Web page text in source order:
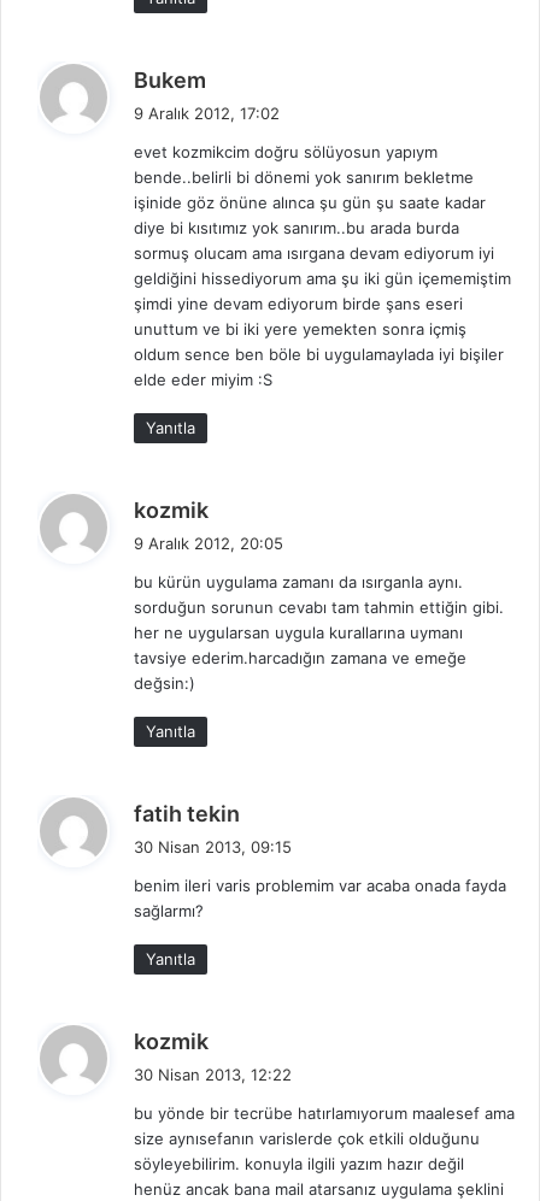
Bukem
i
k
i
9 Aralık 2012, 17:02
evet kozmikcim doğru sölüyosun yapıym
bende..belirli bi dönemi yok sanırım bekletme
işinide göz önüne alınca şu gün şu saate kadar
diye bi kısıtımız yok sanırım..bu arada burda
sormuş olucam ama ısırgana devam ediyorum iyi
geldiğini hissediyorum ama şu iki gün içememiştim
şimdi yine devam ediyorum birde şans eseri
unuttum ve bi iki yere yemekten sonra içmiş
oldum sence ben böle bi uygulamaylada iyi bişiler
elde eder miyim :S
Yanıtla
kozmik
i
k
i
9 Aralık 2012, 20:05
bu kürün uygulama zamanı da ısırganla aynı.
sorduğun sorunun cevabı tam tahmin ettiğin gibi.
her ne uygularsan uygula kurallarına uymanı
tavsiye ederim.harcadığın zamana ve emeğe
değsin:)
Yanıtla
fatih tekin
i
30 Nisan 2013, 09:15
benim ileri varis problemim var acaba onada fayda
sağlarmı?
Yanıtla
kozmik
i
k
i
30 Nisan 2013, 12:22
bu yönde bir tecrübe hatırlamıyorum maalesef ama
size aynısefanın varislerde çok etkili olduğunu
söyleyebilirim. konuyla ilgili yazım hazır değil
henüz ancak bana mail atarsanız uygulama şeklini